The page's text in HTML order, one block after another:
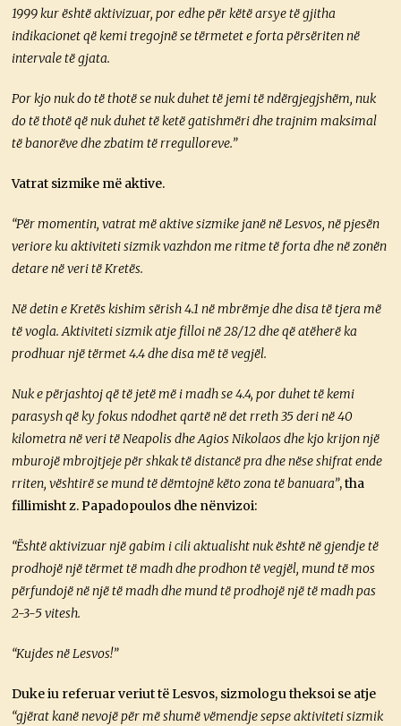
1999 kur është aktivizuar, por edhe për këtë arsye të gjitha
indikacionet që kemi tregojnë se tërmetet e forta përsëriten në
intervale të gjata.
Por kjo nuk do të thotë se nuk duhet të jemi të ndërgjegjshëm, nuk
do të thotë që nuk duhet të ketë gatishmëri dhe trajnim maksimal
të banorëve dhe zbatim të rregulloreve.”
Vatrat sizmike më aktive.
“Për momentin, vatrat më aktive sizmike janë në Lesvos, në pjesën
veriore ku aktiviteti sizmik vazhdon me ritme të forta dhe në zonën
detare në veri të Kretës.
Në detin e Kretës kishim sërish 4.1 në mbrëmje dhe disa të tjera më
të vogla. Aktiviteti sizmik atje filloi në 28/12 dhe që atëherë ka
prodhuar një tërmet 4.4 dhe disa më të vegjël.
Nuk e përjashtoj që të jetë më i madh se 4.4, por duhet të kemi
parasysh që ky fokus ndodhet qartë në det rreth 35 deri në 40
kilometra në veri të Neapolis dhe Agios Nikolaos dhe kjo krijon një
mburojë mbrojtjeje për shkak të distancë pra dhe nëse shifrat ende
rriten, vështirë se mund të dëmtojnë këto zona të banuara”, tha
fillimisht z. Papadopoulos dhe nënvizoi:
“Është aktivizuar një gabim i cili aktualisht nuk është në gjendje të
prodhojë një tërmet të madh dhe prodhon të vegjël, mund të mos
përfundojë në një të madh dhe mund të prodhojë një të madh pas
2-3-5 vitesh.
“Kujdes në Lesvos!”
Duke iu referuar veriut të Lesvos, sizmologu theksoi se atje
“gjërat kanë nevojë për më shumë vëmendje sepse aktiviteti sizmik